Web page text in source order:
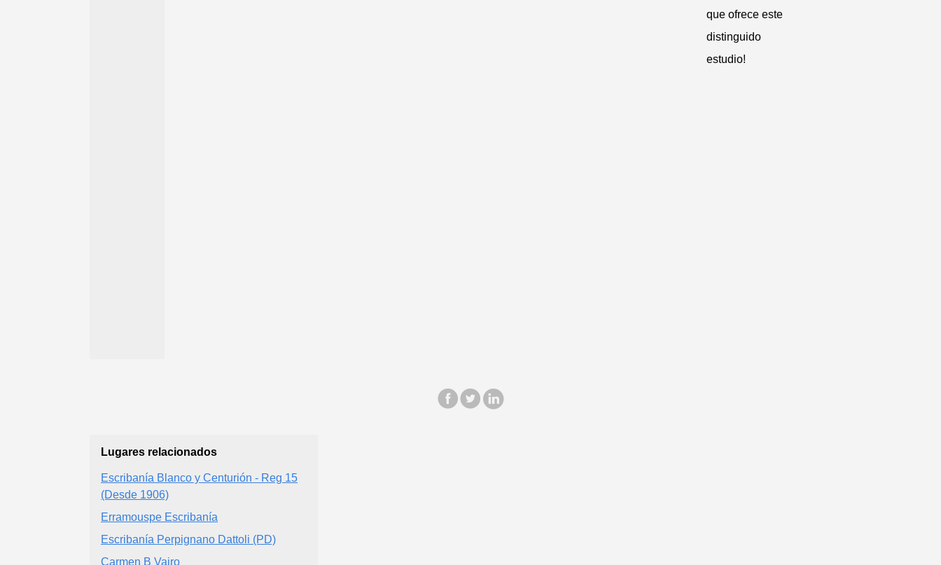
que ofrece este
distinguido
estudio!
Lugares relacionados
Escribanía Blanco y Centurión - Reg 15
(Desde 1906)
Erramouspe Escribanía
Escribanía Perpignano Dattoli (PD)
Carmen B Vairo